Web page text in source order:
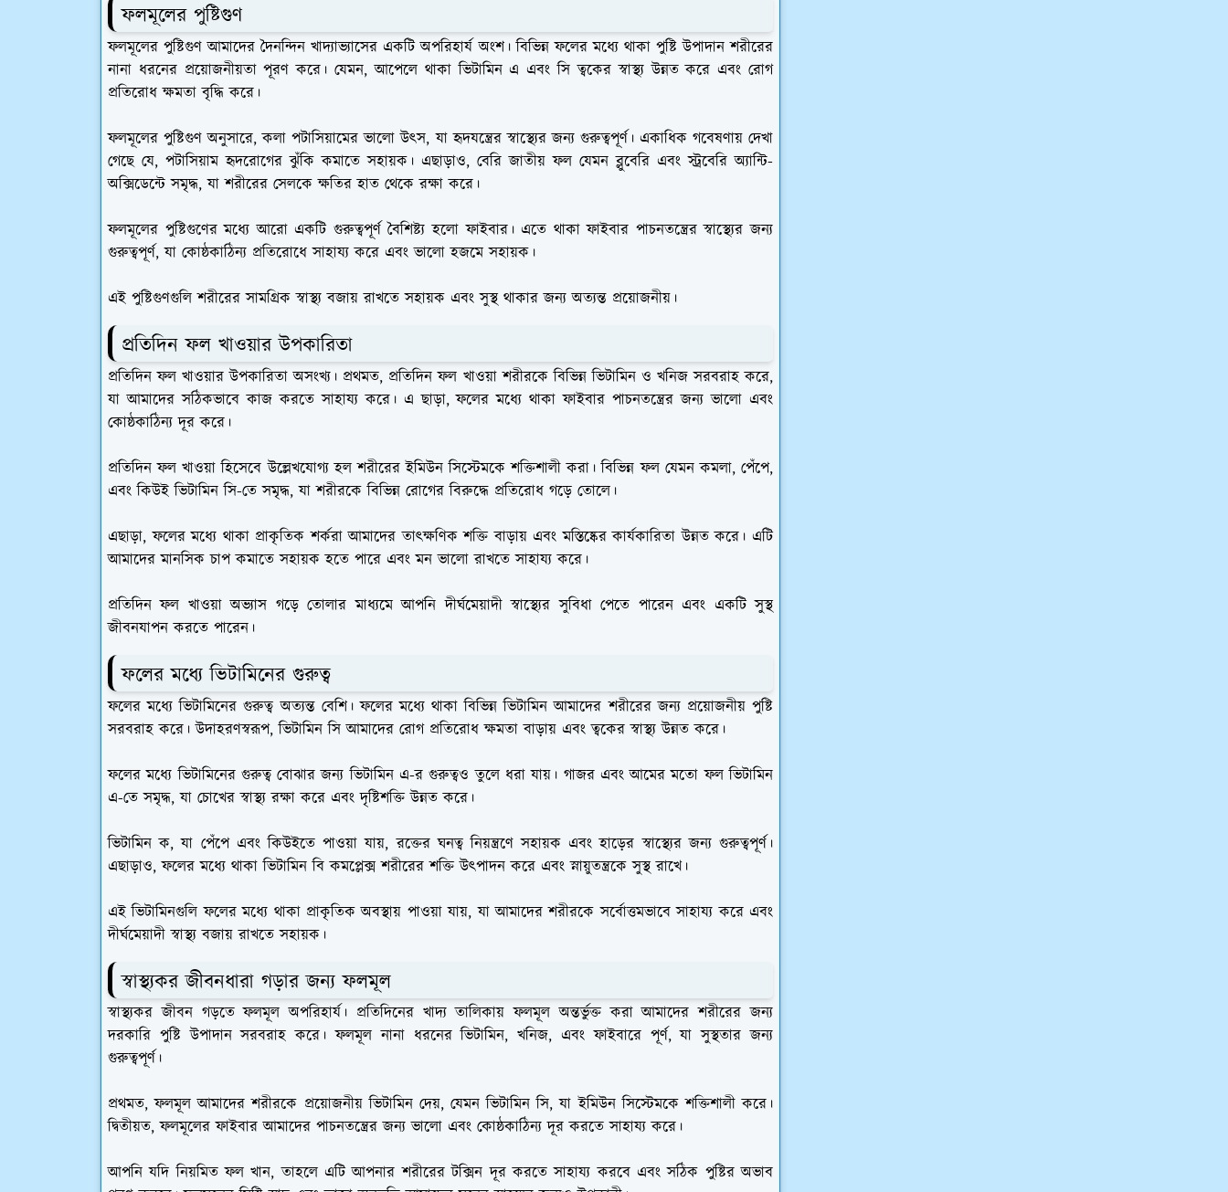
ফলমূলের পুষ্টিগুণ
ফলমূলের পুষ্টিগুণ আমাদের দৈনন্দিন খাদ্যাভ্যাসের একটি অপরিহার্য অংশ। বিভিন্ন ফলের মধ্যে থাকা পুষ্টি উপাদান শরীরের
নানা ধরনের প্রয়োজনীয়তা পূরণ করে। যেমন, আপেলে থাকা ভিটামিন এ এবং সি ত্বকের স্বাস্থ্য উন্নত করে এবং রোগ
প্রতিরোধ ক্ষমতা বৃদ্ধি করে।
ফলমূলের পুষ্টিগুণ অনুসারে, কলা পটাসিয়ামের ভালো উৎস, যা হৃদযন্ত্রের স্বাস্থ্যের জন্য গুরুত্বপূর্ণ। একাধিক গবেষণায় দেখা
গেছে যে, পটাসিয়াম হৃদরোগের ঝুঁকি কমাতে সহায়ক। এছাড়াও, বেরি জাতীয় ফল যেমন ব্লুবেরি এবং স্ট্রবেরি অ্যান্টি-
অক্সিডেন্টে সমৃদ্ধ, যা শরীরের সেলকে ক্ষতির হাত থেকে রক্ষা করে।
ফলমূলের পুষ্টিগুণের মধ্যে আরো একটি গুরুত্বপূর্ণ বৈশিষ্ট্য হলো ফাইবার। এতে থাকা ফাইবার পাচনতন্ত্রের স্বাস্থ্যের জন্য
গুরুত্বপূর্ণ, যা কোষ্ঠকাঠিন্য প্রতিরোধে সাহায্য করে এবং ভালো হজমে সহায়ক।
এই পুষ্টিগুণগুলি শরীরের সামগ্রিক স্বাস্থ্য বজায় রাখতে সহায়ক এবং সুস্থ থাকার জন্য অত্যন্ত প্রয়োজনীয়।
প্রতিদিন ফল খাওয়ার উপকারিতা
প্রতিদিন ফল খাওয়ার উপকারিতা অসংখ্য। প্রথমত, প্রতিদিন ফল খাওয়া শরীরকে বিভিন্ন ভিটামিন ও খনিজ সরবরাহ করে,
যা আমাদের সঠিকভাবে কাজ করতে সাহায্য করে। এ ছাড়া, ফলের মধ্যে থাকা ফাইবার পাচনতন্ত্রের জন্য ভালো এবং
কোষ্ঠকাঠিন্য দূর করে।
প্রতিদিন ফল খাওয়া হিসেবে উল্লেখযোগ্য হল শরীরের ইমিউন সিস্টেমকে শক্তিশালী করা। বিভিন্ন ফল যেমন কমলা, পেঁপে,
এবং কিউই ভিটামিন সি-তে সমৃদ্ধ, যা শরীরকে বিভিন্ন রোগের বিরুদ্ধে প্রতিরোধ গড়ে তোলে।
এছাড়া, ফলের মধ্যে থাকা প্রাকৃতিক শর্করা আমাদের তাত্ক্ষণিক শক্তি বাড়ায় এবং মস্তিষ্কের কার্যকারিতা উন্নত করে। এটি
আমাদের মানসিক চাপ কমাতে সহায়ক হতে পারে এবং মন ভালো রাখতে সাহায্য করে।
প্রতিদিন ফল খাওয়া অভ্যাস গড়ে তোলার মাধ্যমে আপনি দীর্ঘমেয়াদী স্বাস্থ্যের সুবিধা পেতে পারেন এবং একটি সুস্থ
জীবনযাপন করতে পারেন।
ফলের মধ্যে ভিটামিনের গুরুত্ব
ফলের মধ্যে ভিটামিনের গুরুত্ব অত্যন্ত বেশি। ফলের মধ্যে থাকা বিভিন্ন ভিটামিন আমাদের শরীরের জন্য প্রয়োজনীয় পুষ্টি
সরবরাহ করে। উদাহরণস্বরূপ, ভিটামিন সি আমাদের রোগ প্রতিরোধ ক্ষমতা বাড়ায় এবং ত্বকের স্বাস্থ্য উন্নত করে।
ফলের মধ্যে ভিটামিনের গুরুত্ব বোঝার জন্য ভিটামিন এ-র গুরুত্বও তুলে ধরা যায়। গাজর এবং আমের মতো ফল ভিটামিন
এ-তে সমৃদ্ধ, যা চোখের স্বাস্থ্য রক্ষা করে এবং দৃষ্টিশক্তি উন্নত করে।
ভিটামিন ক, যা পেঁপে এবং কিউইতে পাওয়া যায়, রক্তের ঘনত্ব নিয়ন্ত্রণে সহায়ক এবং হাড়ের স্বাস্থ্যের জন্য গুরুত্বপূর্ণ।
এছাড়াও, ফলের মধ্যে থাকা ভিটামিন বি কমপ্লেক্স শরীরের শক্তি উৎপাদন করে এবং স্নায়ুতন্ত্রকে সুস্থ রাখে।
এই ভিটামিনগুলি ফলের মধ্যে থাকা প্রাকৃতিক অবস্থায় পাওয়া যায়, যা আমাদের শরীরকে সর্বোত্তমভাবে সাহায্য করে এবং
দীর্ঘমেয়াদী স্বাস্থ্য বজায় রাখতে সহায়ক।
স্বাস্থ্যকর জীবনধারা গড়ার জন‍্য ফলমূল
স্বাস্থ্যকর জীবন গড়তে ফলমূল অপরিহার্য। প্রতিদিনের খাদ্য তালিকায় ফলমূল অন্তর্ভুক্ত করা আমাদের শরীরের জন্য
দরকারি পুষ্টি উপাদান সরবরাহ করে। ফলমূল নানা ধরনের ভিটামিন, খনিজ, এবং ফাইবারে পূর্ণ, যা সুস্থতার জন্য
গুরুত্বপূর্ণ।
প্রথমত, ফলমূল আমাদের শরীরকে প্রয়োজনীয় ভিটামিন দেয়, যেমন ভিটামিন সি, যা ইমিউন সিস্টেমকে শক্তিশালী করে।
দ্বিতীয়ত, ফলমূলের ফাইবার আমাদের পাচনতন্ত্রের জন্য ভালো এবং কোষ্ঠকাঠিন্য দূর করতে সাহায্য করে।
আপনি যদি নিয়মিত ফল খান, তাহলে এটি আপনার শরীরের টক্সিন দূর করতে সাহায্য করবে এবং সঠিক পুষ্টির অভাব